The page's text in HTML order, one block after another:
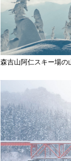
森吉山阿仁スキー場の